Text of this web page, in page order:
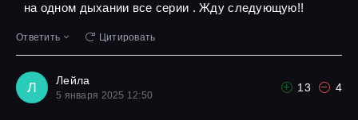
на одном дыхании все серии . Жду следующую!!
Ответить Цитировать
Л Лейла
5 января 2025 12:50
13 4